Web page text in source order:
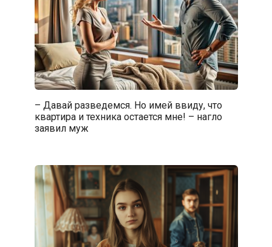
– Давай разведемся. Но имей ввиду, что
квартира и техника остается мне! – нагло
заявил муж